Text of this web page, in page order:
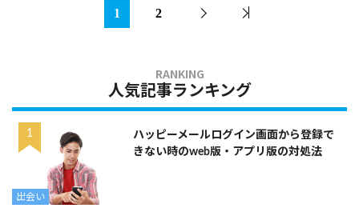
1 2
人気記事ランキング
出会い
ハッピーメールログイン画面から登録で
きない時のweb版・アプリ版の対処法